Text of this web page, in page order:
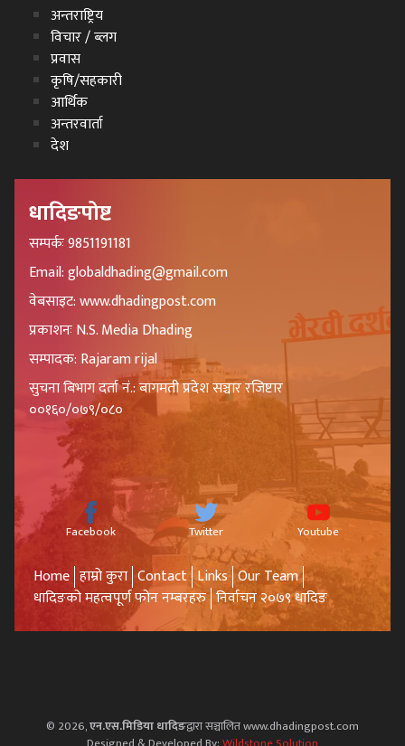
अन्तराष्ट्रिय
विचार / ब्लग
प्रवास
कृषि/सहकारी
आर्थिक
अन्तरवार्ता
देश
धादिङपोष्ट
सम्पर्कः 9851191181
Email: globaldhading@gmail.com
वेबसाइट: www.dhadingpost.com
प्रकाशनः N.S. Media Dhading
सम्पादक: Rajaram rijal
सुचना बिभाग दर्ता नं.: बागमती प्रदेश सञ्चार रजिष्टार
००१६०/०७९/०८०
Facebook Twitter Youtube
Home हाम्रो कुरा Contact Links Our Team
धादिङको महत्वपूर्ण फोन नम्बरहरु निर्वाचन २०७९ धादिङ
© 2026,एन.एस.मिडिया धादिङद्वारा सञ्चालित www.dhadingpost.com